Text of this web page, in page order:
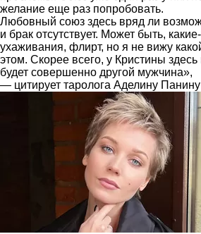
желание еще раз попробовать.
Любовный союз здесь вряд ли
и брак отсутствует. Может быть,
ухаживания, флирт, но я не вижу
этом. Скорее всего, у Кристины
будет совершенно другой мужчина»,
— цитирует таролога Аделину Панину